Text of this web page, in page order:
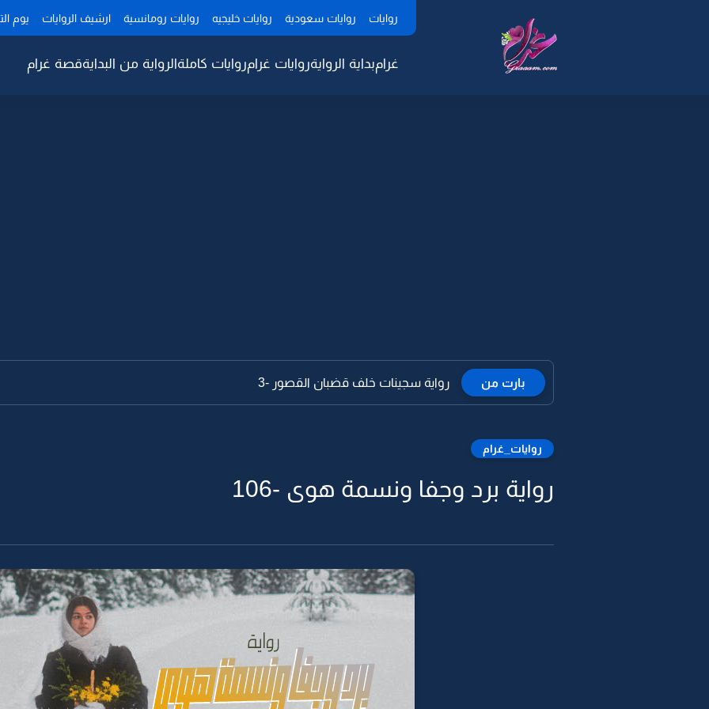
روايات روايات سعودية روايات خليجيه روايات رومانسية ارشيف الروايات يوم
غرامبداية الروايةروايات غرامروايات كاملةالرواية من البدايةقصة غرام
بارت من رواية سجينات خلف قضبان القصور -3
روايات_غرام
رواية برد وجفا ونسمة هوى -106